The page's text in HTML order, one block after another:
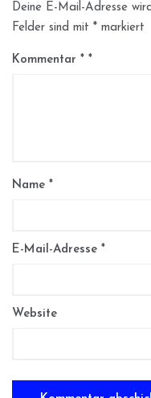
Deine E-Mail-Adresse
Felder sind mit * markiert
Kommentar *
Name *
E-Mail-Adresse *
Website